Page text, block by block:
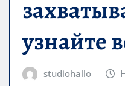
узнайте
studiohallo_